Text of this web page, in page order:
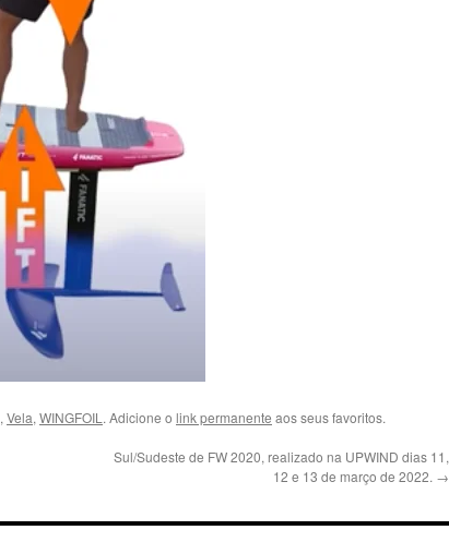
, Vela, WINGFOIL . Adicione o link permanente aos seus favoritos.
Sul/Sudeste de FW 2020, realizado na UPWIND dias 11,
12 e 13 de março de 2022. →